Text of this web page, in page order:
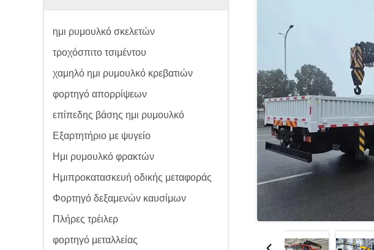
ημι ρυμουλκό σκελετών
τροχόσπιτο τσιμέντου
χαμηλό ημι ρυμουλκό κρεβατιών
φορτηγό απορρίψεων
επίπεδης βάσης ημι ρυμουλκό
Εξαρτητήριο με ψυγείο
Ημι ρυμουλκό φρακτών
Ημιπροκατασκευή οδικής μεταφοράς
Φορτηγό δεξαμενών καυσίμων
Πλήρες τρέιλερ
φορτηγό μεταλλείας